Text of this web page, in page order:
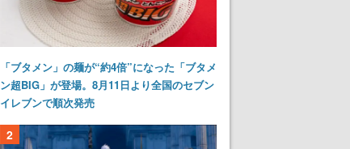
「ブタメン」の麺が“約4倍”になった「ブタメ
ン超BIG」が登場。8月11日より全国のセブン
イレブンで順次発売
2